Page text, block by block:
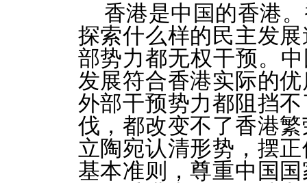
香港是中国的香港
探索什么样的民主发
部势力都无权干预。
发展符合香港实际的
外部干预势力都阻挡
伐，都改变不了香港
立陶宛认清形势，摆
基本准则，尊重中国